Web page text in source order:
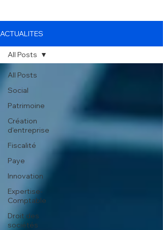
ACTUALITES
All Posts
Social
Patrimoine
Création
d'entreprise
Fiscalité
Paye
Innovation
Expertise-
Comptable
Droit des
sociétés
All Posts